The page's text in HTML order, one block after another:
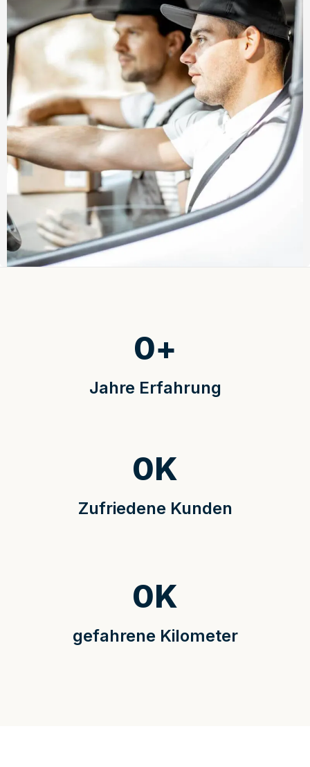
Jahre Erfahrung
0+
Zufriedene Kunden
0K
gefahrene Kilometer
0K